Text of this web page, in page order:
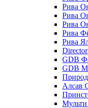
Рива
Рива
Рива
Рива
Рива
GDB
GDB
Алсав